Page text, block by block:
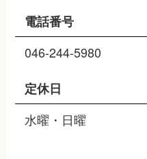
電話番号
046-244-5980
定休日
水曜・日曜